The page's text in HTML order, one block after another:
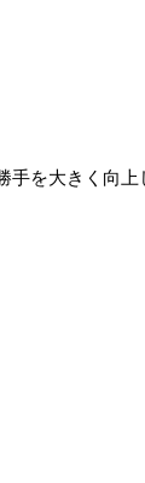
手を大きく向